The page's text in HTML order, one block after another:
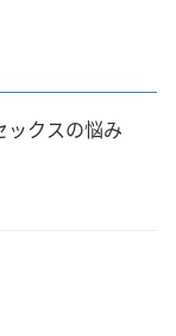
ックスの悩み